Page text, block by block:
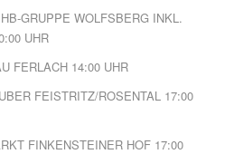
GRUPPE WOLFSBERG INKL.
UHR
FERLACH 14:00 UHR
FEISTRITZ/ROSENTAL 17:00
FINKENSTEINER HOF 17:00